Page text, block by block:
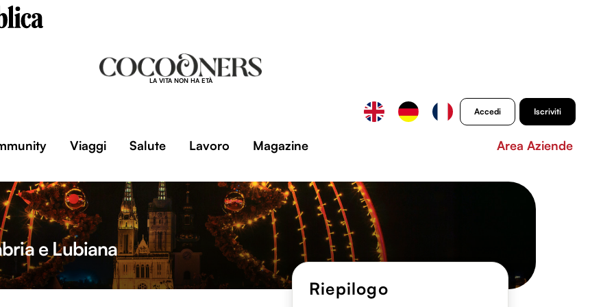
LA VITA NON HA ETÀ
Accedi Iscriviti
Viaggi Salute Lavoro Magazine Area Aziende
e Lubiana
Riepilogo